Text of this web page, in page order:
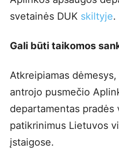
svetainės DUK skiltyje.
Gali būti taikomos
Atkreipiamas
antrojo pusmečio
departamentas
patikrinimus Lietuvos
įstaigose.